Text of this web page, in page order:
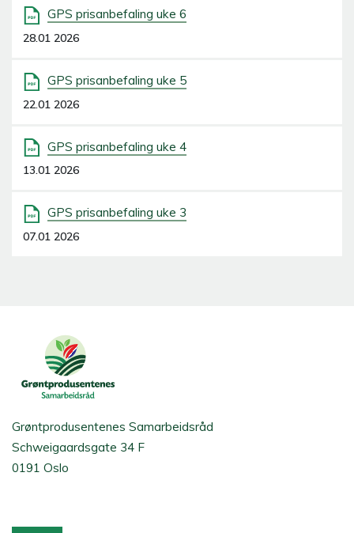
GPS prisanbefaling uke 6
28.01 2026
GPS prisanbefaling uke 5
22.01 2026
GPS prisanbefaling uke 4
13.01 2026
GPS prisanbefaling uke 3
07.01 2026
Grøntprodusentenes Samarbeidsråd
Schweigaardsgate 34 F
0191 Oslo